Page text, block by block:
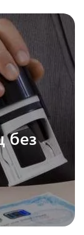
без